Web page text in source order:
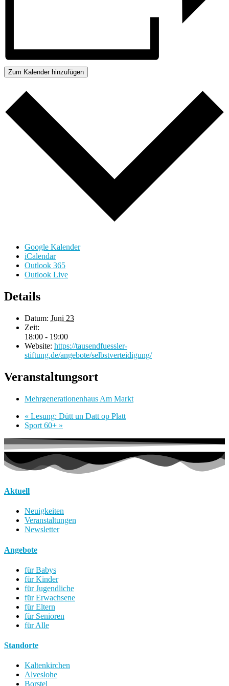
Zum Kalender hinzufügen
Google Kalender
iCalendar
Outlook 365
Outlook Live
Details
Datum: Juni 23
Zeit:
18:00 - 19:00
Website: https://tausendfuessler-
stiftung.de/angebote/selbstverteidigung/
Veranstaltungsort
Mehrgenerationenhaus Am Markt
« Lesung: Dütt un Datt op Platt
Sport 60+ »
Aktuell
Neuigkeiten
Veranstaltungen
Newsletter
Angebote
für Babys
für Kinder
für Jugendliche
für Erwachsene
für Eltern
für Senioren
für Alle
Standorte
Kaltenkirchen
Alveslohe
Borstel